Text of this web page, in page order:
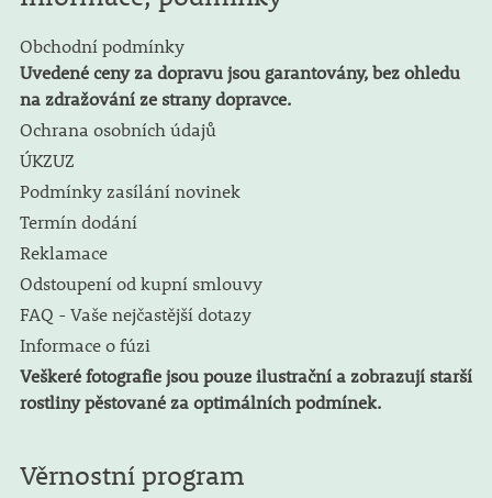
Obchodní podmínky
Uvedené ceny za dopravu jsou garantovány, bez ohledu
na zdražování ze strany dopravce.
Ochrana osobních údajů
ÚKZUZ
Podmínky zasílání novinek
Termín dodání
Reklamace
Odstoupení od kupní smlouvy
FAQ - Vaše nejčastější dotazy
Informace o fúzi
Veškeré fotografie jsou pouze ilustrační a zobrazují starší
rostliny pěstované za optimálních podmínek.
Věrnostní program